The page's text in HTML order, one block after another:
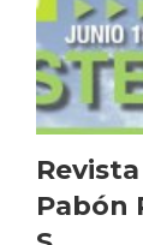
Pabón